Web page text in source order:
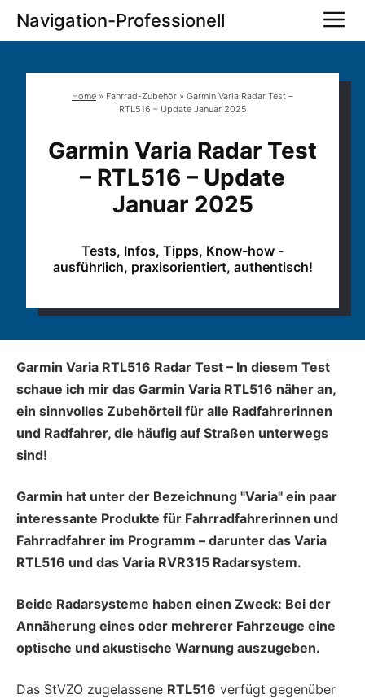
Zum
Inhalt
Navigation-Professionell
Home » Fahrrad-Zubehör » Garmin Varia Radar Test –
RTL516 – Update Januar 2025
Garmin Varia Radar Test
– RTL516 – Update
Januar 2025
Tests, Infos, Tipps, Know-how -
ausführlich, praxisorientiert, authentisch!
Garmin Varia RTL516 Radar Test – In diesem Test
schaue ich mir das Garmin Varia RTL516 näher an,
ein sinnvolles Zubehörteil für alle Radfahrerinnen
und Radfahrer, die häufig auf Straßen unterwegs
sind!
Garmin hat unter der Bezeichnung "Varia" ein paar
interessante Produkte für Fahrradfahrerinnen und
Fahrradfahrer im Programm – darunter das Varia
RTL516 und das Varia RVR315 Radarsystem.
Beide Radarsysteme haben einen Zweck: Bei der
Annäherung eines oder mehrerer Fahrzeuge eine
optische und akustische Warnung auszugeben.
Das StVZO zugelassene RTL516 verfügt gegenüber